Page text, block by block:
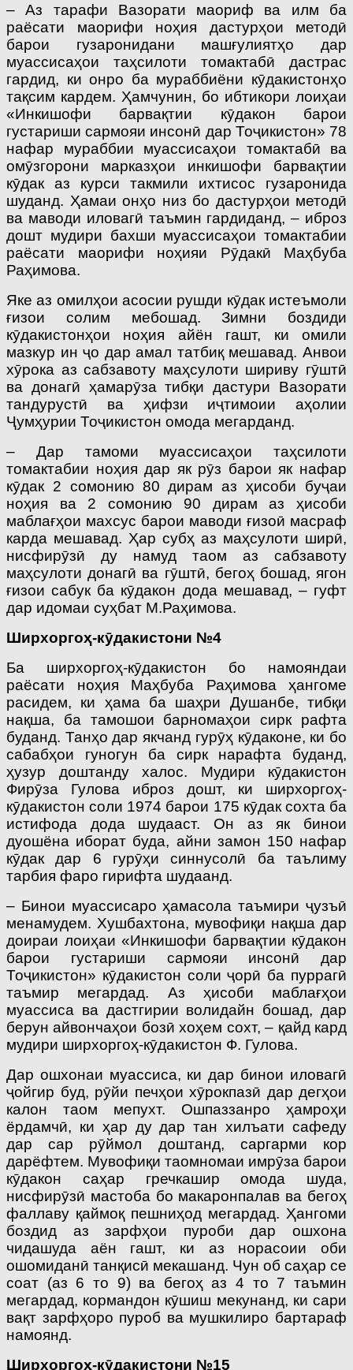
– Аз тарафи Вазорати маориф ва илм ба
раёсати маорифи ноҳия дастурҳои методӣ
барои гузаронидани машғулиятҳо дар
муассисаҳои таҳсилоти томактабӣ дастрас
гардид, ки онро ба мураббиёни кӯдакистонҳо
тақсим кардем. Ҳамчунин, бо ибтикори лоиҳаи
«Инкишофи барвақтии кӯдакон барои
густариши сармояи инсонӣ дар Тоҷикистон» 78
нафар мураббии муассисаҳои томактабӣ ва
омӯзгорони марказҳои инкишофи барвақтии
кӯдак аз курси такмили ихтисос гузаронида
шуданд. Ҳамаи онҳо низ бо дастурҳои методӣ
ва маводи иловагӣ таъмин гардиданд, – иброз
дошт мудири бахши муассисаҳои томактабии
раёсати маорифи ноҳияи Рӯдакӣ Маҳбуба
Раҳимова.
Яке аз омилҳои асосии рушди кӯдак истеъмоли
ғизои солим мебошад. Зимни боздиди
кӯдакистонҳои ноҳия айён гашт, ки омили
мазкур ин ҷо дар амал татбиқ мешавад. Анвои
хӯрока аз сабзавоту маҳсулоти шириву гӯштӣ
ва донагӣ ҳамарӯза тибқи дастури Вазорати
тандурустӣ ва ҳифзи иҷтимоии аҳолии
Ҷумҳурии Тоҷикистон омода мегарданд.
– Дар тамоми муассисаҳои таҳсилоти
томактабии ноҳия дар як рӯз барои як нафар
кӯдак 2 сомонию 80 дирам аз ҳисоби буҷаи
ноҳия ва 2 сомонию 90 дирам аз ҳисоби
маблағҳои махсус барои маводи ғизоӣ масраф
карда мешавад. Ҳар субҳ аз маҳсулоти ширӣ,
нисфирӯзӣ ду намуд таом аз сабзавоту
маҳсулоти донагӣ ва гӯштӣ, бегоҳ бошад, ягон
ғизои сабук ба кӯдакон дода мешавад, – гуфт
дар идомаи суҳбат М.Раҳимова.
Ширхоргоҳ-кӯдакистони №4
Ба ширхоргоҳ-кӯдакистон бо намояндаи
раёсати ноҳия Маҳбуба Раҳимова ҳангоме
расидем, ки ҳама ба шаҳри Душанбе, тибқи
нақша, ба тамошои барномаҳои сирк рафта
буданд. Танҳо дар якчанд гурӯҳ кӯдаконе, ки бо
сабабҳои гуногун ба сирк нарафта буданд,
ҳузур доштанду халос. Мудири кӯдакистон
Фирӯза Гулова иброз дошт, ки ширхоргоҳ-
кӯдакистон соли 1974 барои 175 кӯдак сохта ба
истифода дода шудааст. Он аз як бинои
дуошёна иборат буда, айни замон 150 нафар
кӯдак дар 6 гурӯҳи синнусолӣ ба таълиму
тарбия фаро гирифта шудаанд.
– Бинои муассисаро ҳамасола таъмири ҷузъӣ
менамудем. Хушбахтона, мувофиқи нақша дар
доираи лоиҳаи «Инкишофи барвақтии кӯдакон
барои густариши сармояи инсонӣ дар
Тоҷикистон» кӯдакистон соли ҷорӣ ба пуррагӣ
таъмир мегардад. Аз ҳисоби маблағҳои
муассиса ва дастгирии волидайн бошад, дар
берун айвончаҳои бозӣ хоҳем сохт, – қайд кард
мудири ширхоргоҳ-кӯдакистон Ф. Гулова.
Дар ошхонаи муассиса, ки дар бинои иловагӣ
ҷойгир буд, рӯйи печҳои хӯрокпазӣ дар дегҳои
калон таом мепухт. Ошпаззанро ҳамроҳи
ёрдамчӣ, ки ҳар ду дар тан хилъати сафеду
дар сар рӯймол доштанд, саргарми кор
дарёфтем. Мувофиқи таомномаи имрӯза барои
кӯдакон саҳар гречкашир омода шуда,
нисфирӯзӣ мастоба бо макаронпалав ва бегоҳ
фаллаву қаймоқ пешниҳод мегардад. Ҳангоми
боздид аз зарфҳои пуроби дар ошхона
чидашуда аён гашт, ки аз норасоии оби
ошомиданӣ танқисӣ мекашанд. Чун об саҳар се
соат (аз 6 то 9) ва бегоҳ аз 4 то 7 таъмин
мегардад, кормандон кӯшиш мекунанд, ки сари
вақт зарфҳоро пуроб ва мушкилиро бартараф
намоянд.
Ширхоргоҳ-кӯдакистони №15